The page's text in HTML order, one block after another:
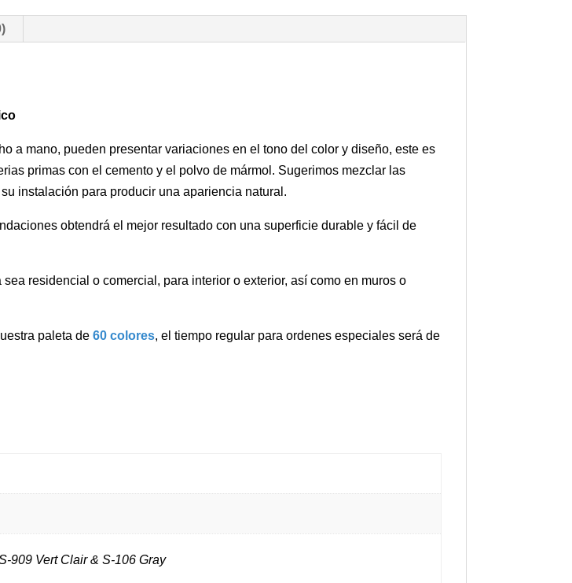
a mano, pueden presentar variaciones en el tono del color y diseño, este es
primas con el cemento y el polvo de mármol. Sugerimos mezclar las
instalación para producir una apariencia natural.
obtendrá el mejor resultado con una superficie durable y fácil de
residencial o comercial, para interior o exterior, así como en muros o
paleta de60 colores, el tiempo regular para ordenes especiales será de
909 Vert Clair & S-106 Gray